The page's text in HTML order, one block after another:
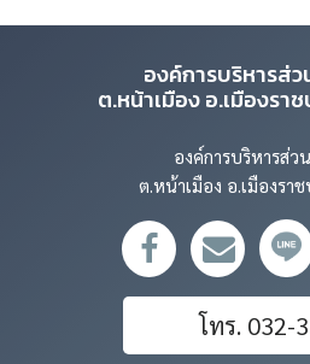
องค์การบริหารส่
ต.หน้าเมือง อ.เมืองรา
องค์การบริหารส่ว
ต.หน้าเมือง อ.เมืองรา
โทร. 032-